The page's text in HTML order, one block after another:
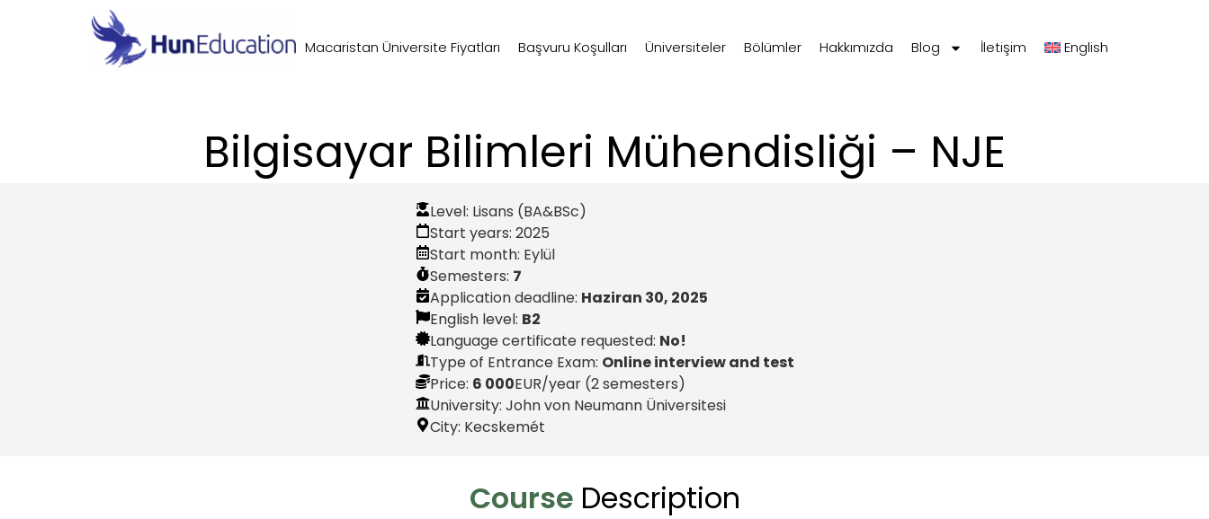
Macaristan Üniversite Fiyatları Başvuru Koşulları Üniversiteler Bölümler Hakkımızda Blog İletişim English
Bilgisayar Bilimleri Mühendisliği – NJE
Level: Lisans (BA&BSc)
Start years: 2025
Start month: Eylül
Semesters: 7
Application deadline: Haziran 30, 2025
English level: B2
Language certificate requested: No!
Type of Entrance Exam: Online interview and test
Price: 6 000EUR/year (2 semesters)
University: John von Neumann Üniversitesi
City: Kecskemét
Course Description